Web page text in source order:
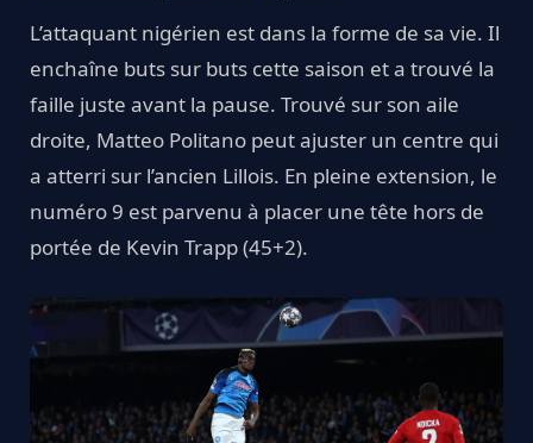
L’attaquant nigérien est dans la forme de sa vie. Il
enchaîne buts sur buts cette saison et a trouvé la
faille juste avant la pause. Trouvé sur son aile
droite, Matteo Politano peut ajuster un centre qui
a atterri sur l’ancien Lillois. En pleine extension, le
numéro 9 est parvenu à placer une tête hors de
portée de Kevin Trapp (45+2).